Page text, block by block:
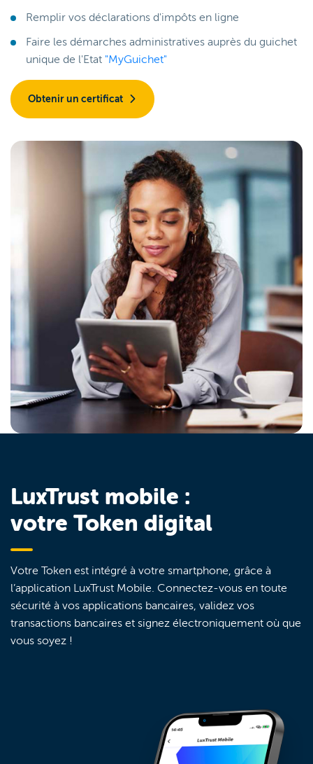
Remplir vos déclarations d'impôts en ligne
Faire les démarches administratives auprès du guichet
unique de l'Etat "MyGuichet"
Obtenir un certificat
LuxTrust mobile :
votre Token digital
Votre Token est intégré à votre smartphone, grâce à
l’application LuxTrust Mobile. Connectez-vous en toute
sécurité à vos applications bancaires, validez vos
transactions bancaires et signez électroniquement où que
vous soyez !